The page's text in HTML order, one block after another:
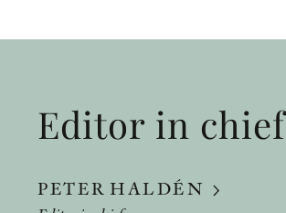
Editor in chief
PETER HALDÉN